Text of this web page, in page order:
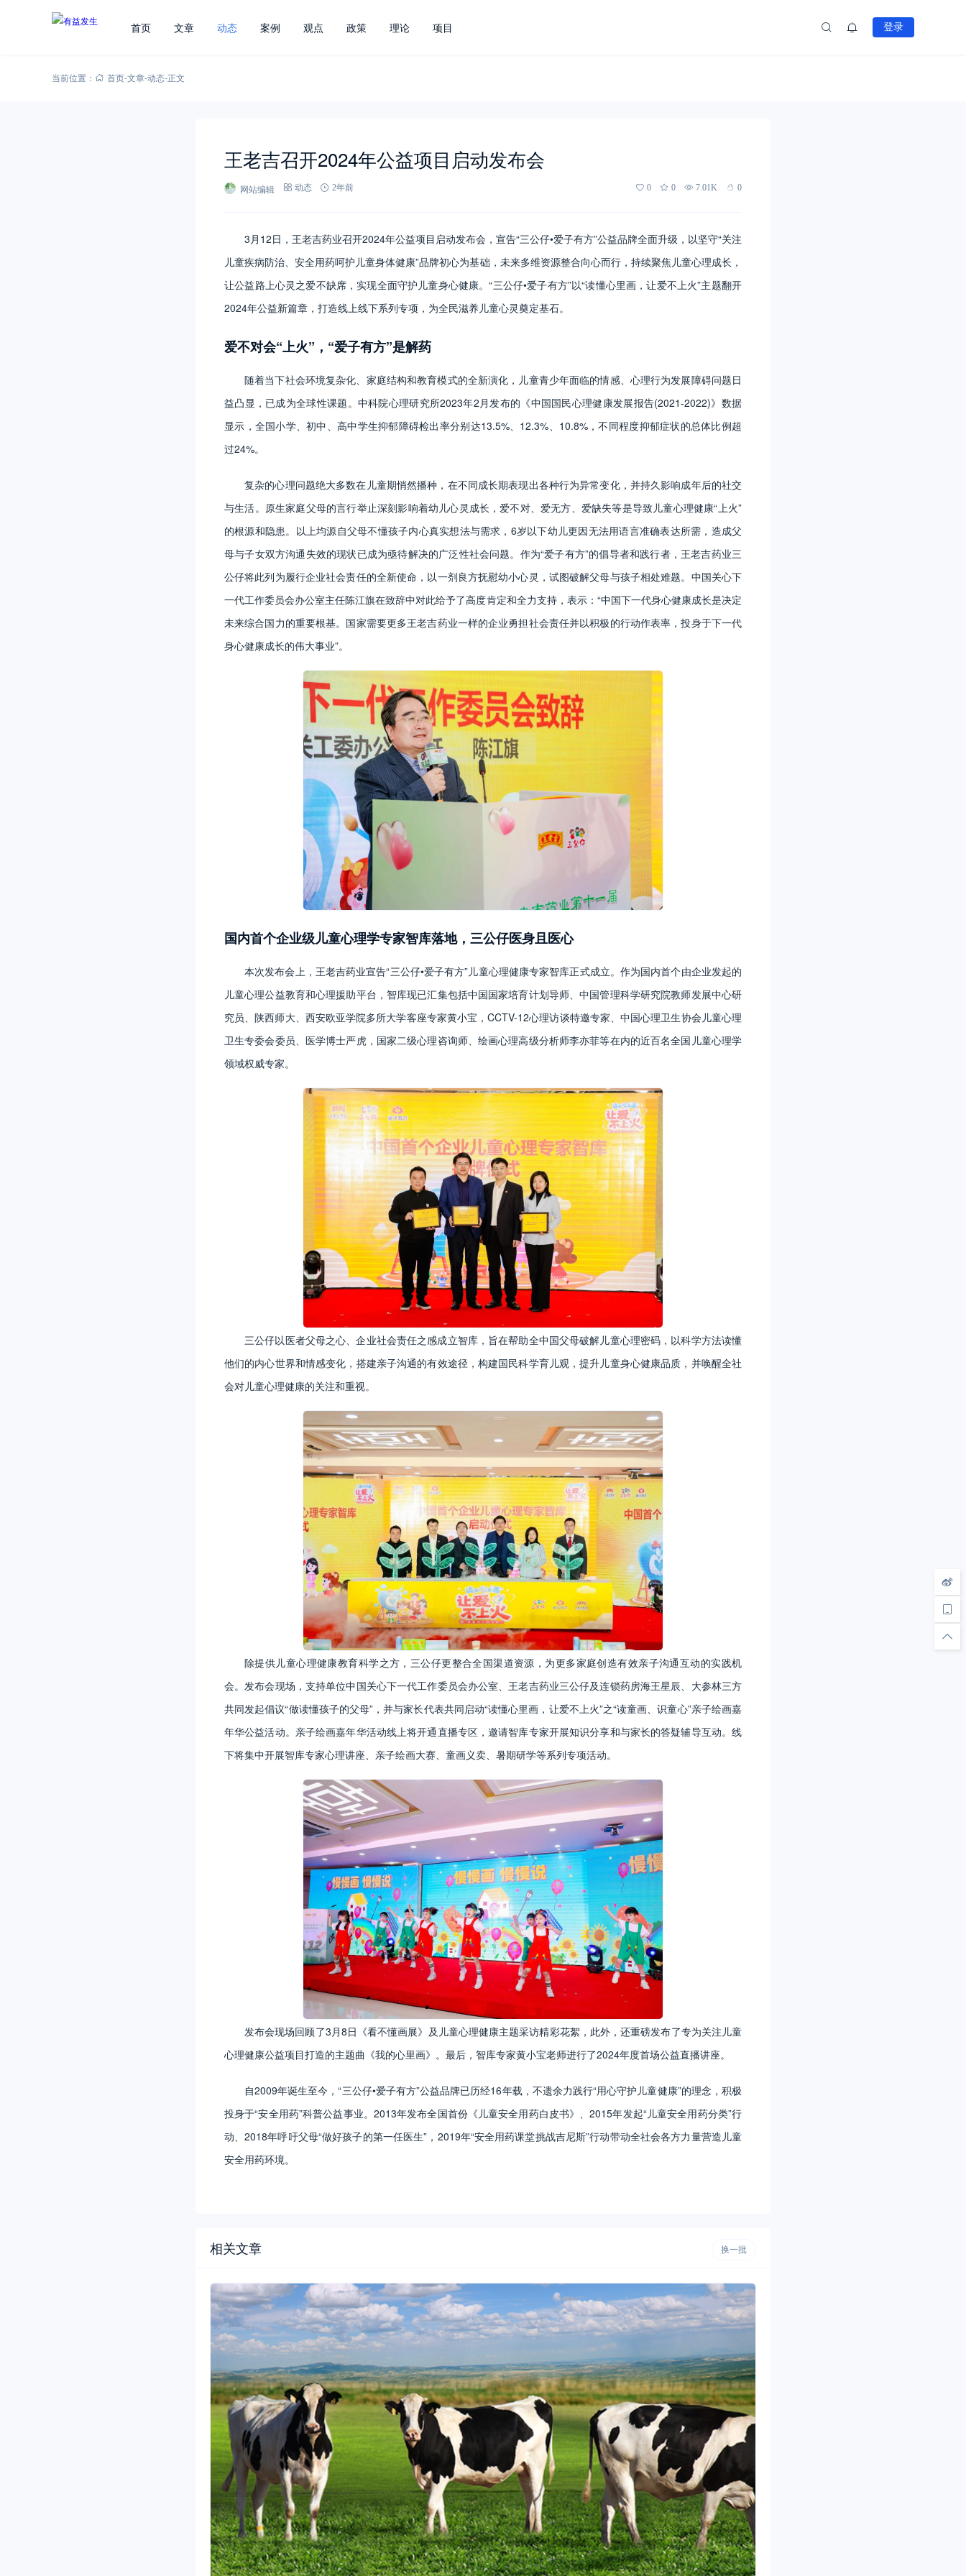
首页 文章 动态 案例 观点 政策 理论 项目 登录
当前位置： 首页-文章-动态-正文
王老吉召开2024年公益项目启动发布会
网站编辑 动态 2年前 0 0 7.01K 0
3月12日，王老吉药业召开2024年公益项目启动发布会，宣告“三公仔•爱子有方”公益品牌全面升级，以坚守“关注
儿童疾病防治、安全用药呵护儿童身体健康”品牌初心为基础，未来多维资源整合向心而行，持续聚焦儿童心理成长，
让公益路上心灵之爱不缺席，实现全面守护儿童身心健康。“三公仔•爱子有方”以“读懂心里画，让爱不上火”主题翻开
2024年公益新篇章，打造线上线下系列专项，为全民滋养儿童心灵奠定基石。
爱不对会“上火”，“爱子有方”是解药
随着当下社会环境复杂化、家庭结构和教育模式的全新演化，儿童青少年面临的情感、心理行为发展障碍问题日
益凸显，已成为全球性课题。中科院心理研究所2023年2月发布的《中国国民心理健康发展报告(2021-2022)》数据
显示，全国小学、初中、高中学生抑郁障碍检出率分别达13.5%、12.3%、10.8%，不同程度抑郁症状的总体比例超
过24%。
复杂的心理问题绝大多数在儿童期悄然播种，在不同成长期表现出各种行为异常变化，并持久影响成年后的社交
与生活。原生家庭父母的言行举止深刻影响着幼儿心灵成长，爱不对、爱无方、爱缺失等是导致儿童心理健康“上火”
的根源和隐患。以上均源自父母不懂孩子内心真实想法与需求，6岁以下幼儿更因无法用语言准确表达所需，造成父
母与子女双方沟通失效的现状已成为亟待解决的广泛性社会问题。作为“爱子有方”的倡导者和践行者，王老吉药业三
公仔将此列为履行企业社会责任的全新使命，以一剂良方抚慰幼小心灵，试图破解父母与孩子相处难题。中国关心下
一代工作委员会办公室主任陈江旗在致辞中对此给予了高度肯定和全力支持，表示：“中国下一代身心健康成长是决定
未来综合国力的重要根基。国家需要更多王老吉药业一样的企业勇担社会责任并以积极的行动作表率，投身于下一代
身心健康成长的伟大事业”。
国内首个企业级儿童心理学专家智库落地，三公仔医身且医心
本次发布会上，王老吉药业宣告“三公仔•爱子有方”儿童心理健康专家智库正式成立。作为国内首个由企业发起的
儿童心理公益教育和心理援助平台，智库现已汇集包括中国国家培育计划导师、中国管理科学研究院教师发展中心研
究员、陕西师大、西安欧亚学院多所大学客座专家黄小宝，CCTV-12心理访谈特邀专家、中国心理卫生协会儿童心理
卫生专委会委员、医学博士严虎，国家二级心理咨询师、绘画心理高级分析师李亦菲等在内的近百名全国儿童心理学
领域权威专家。
三公仔以医者父母之心、企业社会责任之感成立智库，旨在帮助全中国父母破解儿童心理密码，以科学方法读懂
他们的内心世界和情感变化，搭建亲子沟通的有效途径，构建国民科学育儿观，提升儿童身心健康品质，并唤醒全社
会对儿童心理健康的关注和重视。
除提供儿童心理健康教育科学之方，三公仔更整合全国渠道资源，为更多家庭创造有效亲子沟通互动的实践机
会。发布会现场，支持单位中国关心下一代工作委员会办公室、王老吉药业三公仔及连锁药房海王星辰、大参林三方
共同发起倡议“做读懂孩子的父母”，并与家长代表共同启动“读懂心里画，让爱不上火”之“读童画、识童心”亲子绘画嘉
年华公益活动。亲子绘画嘉年华活动线上将开通直播专区，邀请智库专家开展知识分享和与家长的答疑辅导互动。线
下将集中开展智库专家心理讲座、亲子绘画大赛、童画义卖、暑期研学等系列专项活动。
发布会现场回顾了3月8日《看不懂画展》及儿童心理健康主题采访精彩花絮，此外，还重磅发布了专为关注儿童
心理健康公益项目打造的主题曲《我的心里画》。最后，智库专家黄小宝老师进行了2024年度首场公益直播讲座。
自2009年诞生至今，“三公仔•爱子有方”公益品牌已历经16年载，不遗余力践行“用心守护儿童健康”的理念，积极
投身于“安全用药”科普公益事业。2013年发布全国首份《儿童安全用药白皮书》、2015年发起“儿童安全用药分类”行
动、2018年呼吁父母“做好孩子的第一任医生”，2019年“安全用药课堂挑战吉尼斯”行动带动全社会各方力量营造儿童
安全用药环境。
相关文章 换一批